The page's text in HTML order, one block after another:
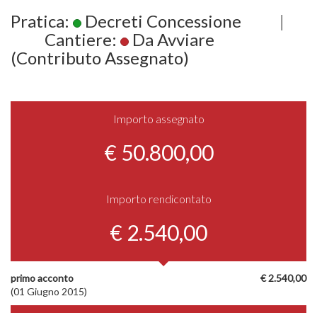
Pratica: Decreti Concessione
|
Cantiere:
Da Avviare
(Contributo Assegnato)
Importo assegnato
€ 50.800,00
Importo rendicontato
€ 2.540,00
€ 2.540,00
primo acconto
(01 Giugno 2015)